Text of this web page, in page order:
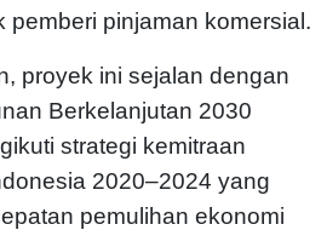
pemberi pinjaman komersial.
proyek ini sejalan dengan
Berkelanjutan 2030
strategi kemitraan
2020–2024 yang
pemulihan ekonomi